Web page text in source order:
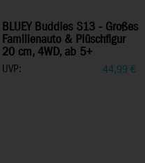
BLUEY Buddies S13 - Großes
Familienauto & Plüschfigur
20 cm, 4WD, ab 5+
UVP: 44,99 €